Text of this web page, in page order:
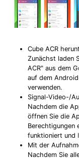
Cube ACR
Zunächst laden
ACR" aus dem
auf dem
verwenden.
Signal-Video-/
Nachdem die
öffnen Sie die
Berechtigungen
funktioniert und
Mit der
Nachdem Sie